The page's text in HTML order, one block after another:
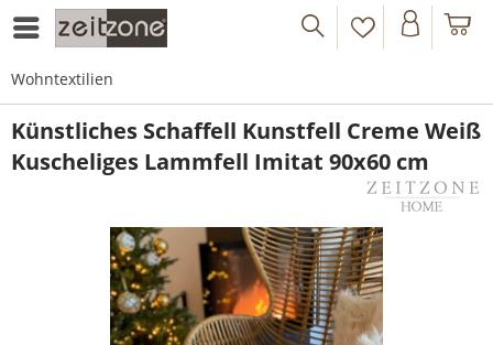
Wohntextilien
Künstliches Schaffell Kunstfell Creme Weiß
Kuscheliges Lammfell Imitat 90x60 cm